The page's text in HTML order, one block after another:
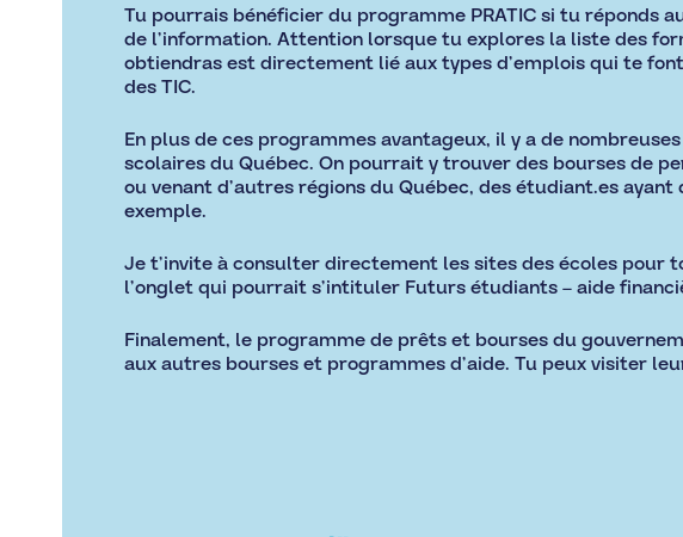
Tu pourrais bénéficier du programme PRATIC si tu réponds
de l’information. Attention lorsque tu explores la liste des
obtiendras est directement lié aux types d’emplois qui te
des TIC.
En plus de ces programmes avantageux, il y a de
scolaires du Québec. On pourrait y trouver des bourses de
ou venant d’autres régions du Québec, des étudiant.es
exemple.
Je t’invite à consulter directement les sites des écoles pour
l’onglet qui pourrait s’intituler Futurs étudiants – aide
Finalement, le programme de prêts et bourses du
aux autres bourses et programmes d’aide. Tu peux visiter